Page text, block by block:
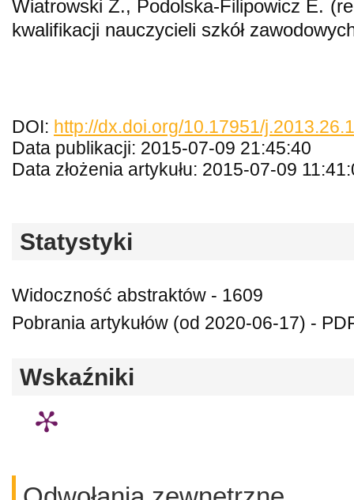
Wiatrowski Z., Podolska-Filipowicz E.
kwalifikacji nauczycieli szkół
DOI: http://dx.doi.org/10.17951/
Data publikacji: 2015-07-09 21:45:40
Data złożenia artykułu: 2015-07-09
Statystyki
Widoczność abstraktów - 1609
Pobrania artykułów (od 2020-06-17) -
Wskaźniki